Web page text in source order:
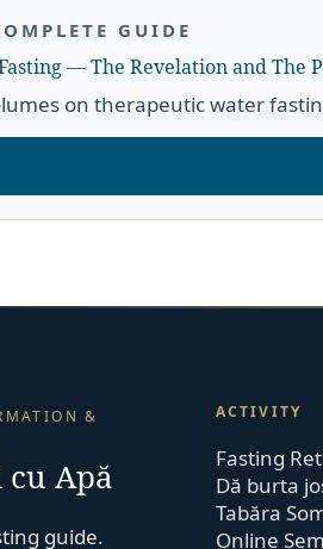
GUIDE
— The Revelation and The
on therapeutic water
&
cu Apă
guide.
ACTIVITY
Fasting
Dă burta
Tabăra
Online